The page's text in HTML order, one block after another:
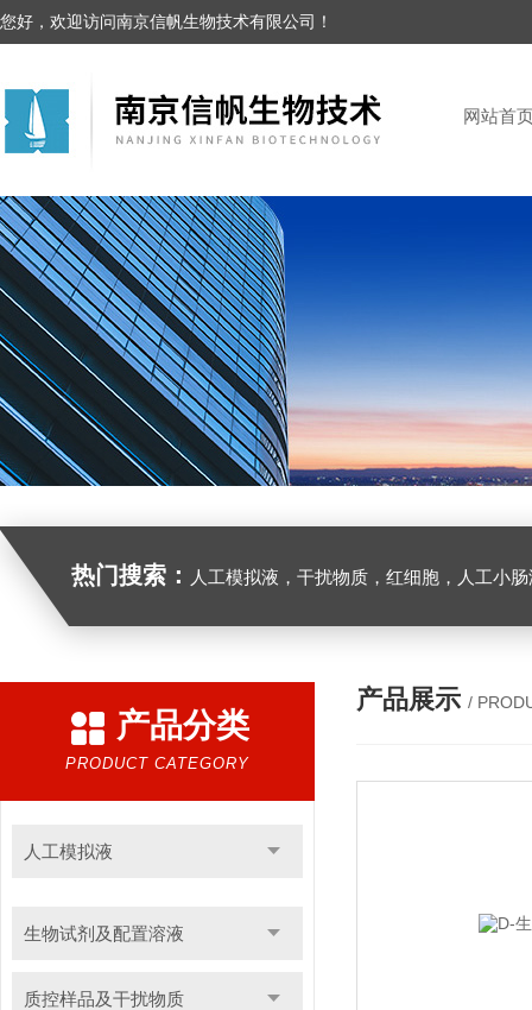
您好，欢迎访问南京信帆生物技术有限公司！
网站首
热门搜索： 人工模拟液，干扰物质，红细胞，人工小
产品分类
PRODUCT CATEGORY
人工模拟液
生物试剂及配置溶液
质控样品及干扰物质
产品展示 /